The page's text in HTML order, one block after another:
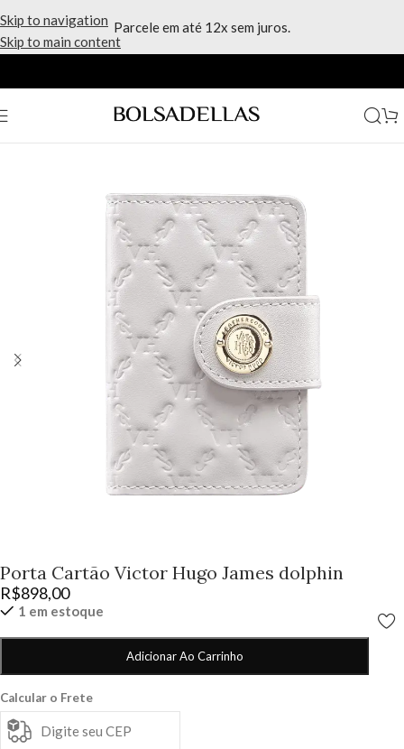
Skip to navigation
Skip to main content
Parcele em até 12x sem juros.
Porta Cartão Victor Hugo James dolphin
R$898,00
1 em estoque
Adicionar Ao Carrinho
Calcular o Frete